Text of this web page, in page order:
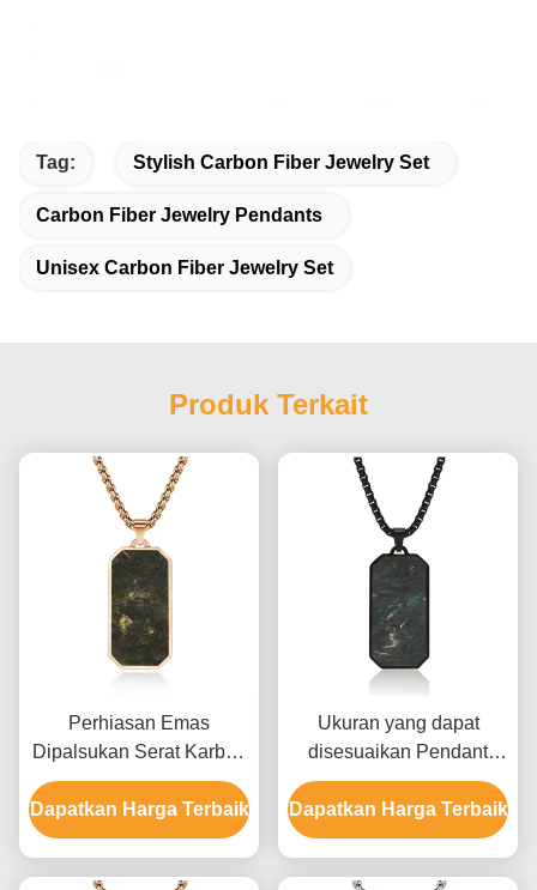
Tag: Stylish Carbon Fiber Jewelry Set
Carbon Fiber Jewelry Pendants
Unisex Carbon Fiber Jewelry Set
Produk Terkait
Perhiasan Emas
Dipalsukan Serat Karbon
Pendant Pria Link Rantai
Kalung Untuk Ulang
Tahun
Dapatkan Harga Terbaik
Ukuran yang dapat
disesuaikan Pendant
serat karbon palsu pria
dengan bahan kelas
aerospace dan pola
Dapatkan Harga Terbaik